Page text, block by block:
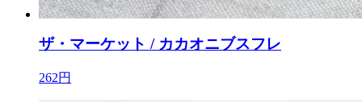
ザ・マーケット / カカオニブスフレ
262円